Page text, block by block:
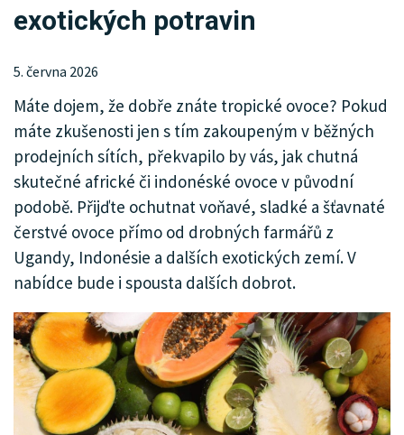
SPOLEČNOST
INZERCE
exotických potravin
5. června 2026
Máte dojem, že dobře znáte tropické ovoce? Pokud
máte zkušenosti jen s tím zakoupeným v běžných
prodejních sítích, překvapilo by vás, jak chutná
skutečné africké či indonéské ovoce v původní
podobě. Přijďte ochutnat voňavé, sladké a šťavnaté
čerstvé ovoce přímo od drobných farmářů z
Ugandy, Indonésie a dalších exotických zemí. V
nabídce bude i spousta dalších dobrot.